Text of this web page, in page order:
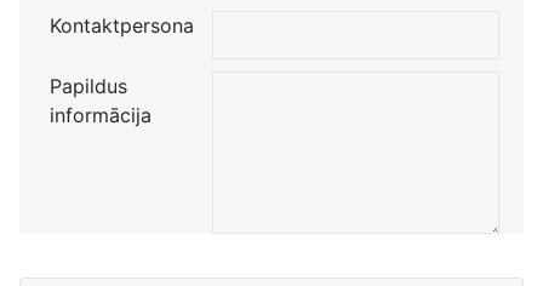
Kontaktpersona
Papildus
informācija